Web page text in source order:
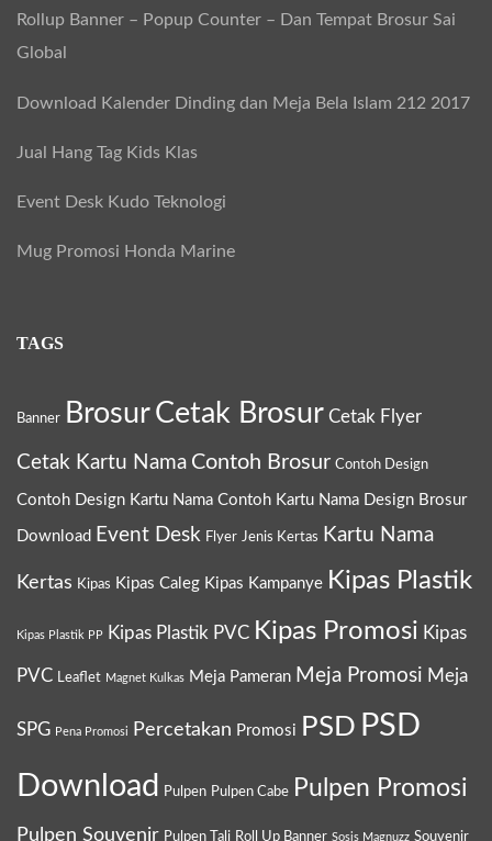
o
r
Rollup Banner – Popup Counter – Dan Tempat Brosur Sai
Global
Download Kalender Dinding dan Meja Bela Islam 212 2017
Jual Hang Tag Kids Klas
Event Desk Kudo Teknologi
Mug Promosi Honda Marine
TAGS
Banner BrosurCetak Brosur Cetak Flyer
Cetak Kartu Nama Contoh Brosur Contoh Design
Contoh Design Kartu Nama Contoh Kartu Nama Design Brosur
Download Event Desk Flyer Jenis Kertas Kartu Nama
Kertas Kipas Kipas Caleg Kipas Kampanye Kipas Plastik
Kipas Plastik PP Kipas Plastik PVC Kipas Promosi Kipas
PVC Leaflet Magnet Kulkas Meja Pameran Meja Promosi Meja
SPG Pena Promosi Percetakan Promosi PSD PSD
Download
Pulpen Pulpen Cabe Pulpen Promosi
Pulpen Souvenir Pulpen Tali Roll Up Banner Sosis Magnuzz Souvenir